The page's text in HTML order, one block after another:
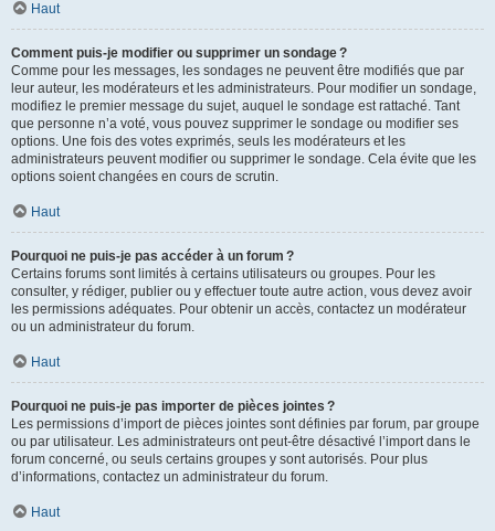
Haut
Comment puis-je modifier ou supprimer un sondage ?
Comme pour les messages, les sondages ne peuvent être modifiés que par
leur auteur, les modérateurs et les administrateurs. Pour modifier un sondage,
modifiez le premier message du sujet, auquel le sondage est rattaché. Tant
que personne n’a voté, vous pouvez supprimer le sondage ou modifier ses
options. Une fois des votes exprimés, seuls les modérateurs et les
administrateurs peuvent modifier ou supprimer le sondage. Cela évite que les
options soient changées en cours de scrutin.
Haut
Pourquoi ne puis-je pas accéder à un forum ?
Certains forums sont limités à certains utilisateurs ou groupes. Pour les
consulter, y rédiger, publier ou y effectuer toute autre action, vous devez avoir
les permissions adéquates. Pour obtenir un accès, contactez un modérateur
ou un administrateur du forum.
Haut
Pourquoi ne puis-je pas importer de pièces jointes ?
Les permissions d’import de pièces jointes sont définies par forum, par groupe
ou par utilisateur. Les administrateurs ont peut-être désactivé l’import dans le
forum concerné, ou seuls certains groupes y sont autorisés. Pour plus
d’informations, contactez un administrateur du forum.
Haut